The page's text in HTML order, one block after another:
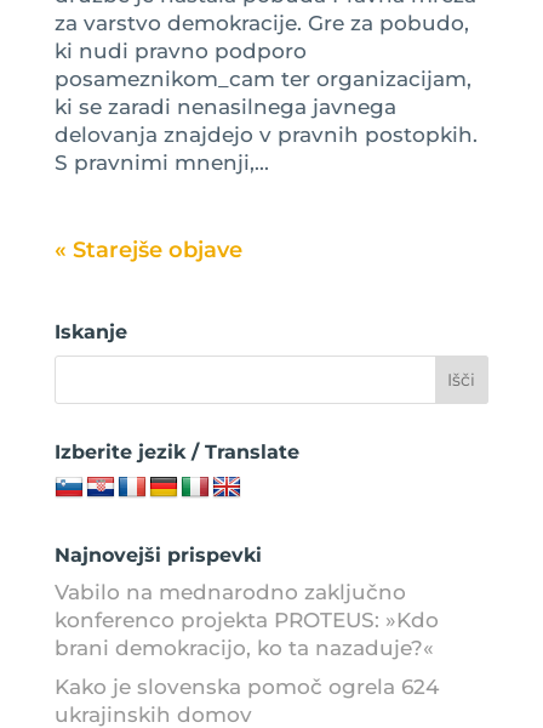
za varstvo demokracije. Gre za pobudo,
ki nudi pravno podporo
posameznikom_cam ter organizacijam,
ki se zaradi nenasilnega javnega
delovanja znajdejo v pravnih postopkih.
S pravnimi mnenji,...
« Older Entries
Iskanje
Izberite jezik / Translate
Najnovejši prispevki
Vabilo na mednarodno zaključno
konferenco projekta PROTEUS: »Kdo
brani demokracijo, ko ta nazaduje?«
Kako je slovenska pomoč ogrela 624
ukrajinskih domov